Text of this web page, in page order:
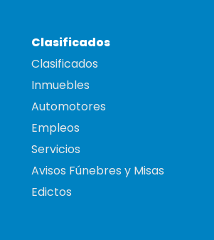
Clasificados
Clasificados
Inmuebles
Automotores
Empleos
Servicios
Avisos Fúnebres y Misas
Edictos